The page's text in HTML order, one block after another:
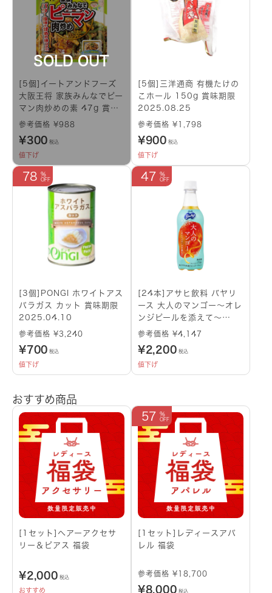
[5個]イートアンドフーズ
大阪王将 家族みんなでピー
マン肉炒めの素 47g 賞味
期限2025.07.15
参考価格 ¥988
¥300 税込
値下げ
[5個]三洋通商 有機たけの
こホール 150g 賞味期限
2025.08.25
参考価格 ¥1,798
¥900 税込
値下げ
78
[3個]PONGI ホワイトアス
パラガス カット 賞味期限
2025.04.10
参考価格 ¥3,240
¥700 税込
値下げ
47
[24本]アサヒ飲料 バヤリ
ース 大人のマンゴー～オレ
ンジピールを添えて～
450ml 賞味期限
参考価格 ¥4,147
¥2,200 税込
値下げ
おすすめ商品
[1セット]へアーアクセサ
リー＆ピアス 福袋
¥2,000 税込
おすすめ
57
[1セット]レディースアパ
レル 福袋
参考価格 ¥18,700
¥8,000 税込